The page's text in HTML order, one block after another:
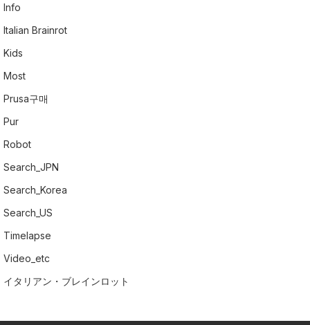
Info
Italian Brainrot
Kids
Most
Prusa구매
Pur
Robot
Search_JPN
Search_Korea
Search_US
Timelapse
Video_etc
イタリアン・ブレインロット